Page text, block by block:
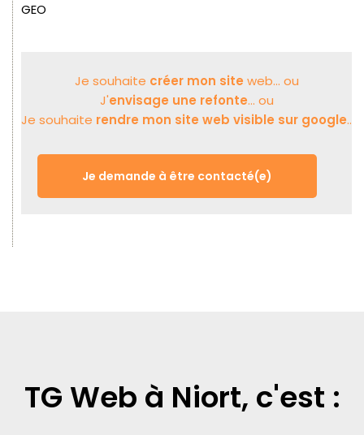
GEO
Je souhaite créer mon site web... ou
J'envisage une refonte... ou
Je souhaite rendre mon site web visible sur google..
Je demande à être contacté(e)
TG Web à Niort, c'est :